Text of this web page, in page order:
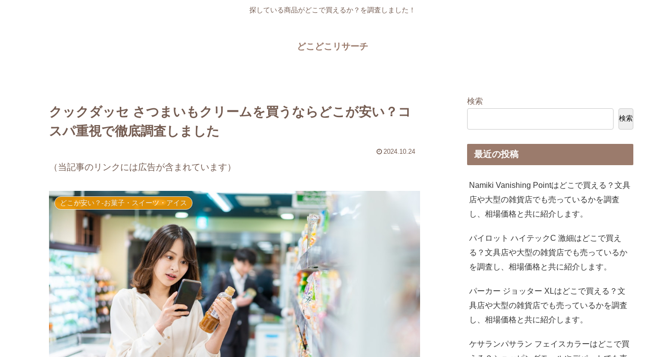
探している商品がどこで買えるか？を調査しました！
どこどこリサーチ
クックダッセ さつまいもクリームを買うならどこが安い？コ
スパ重視で徹底調査しました
2024.10.24
（当記事のリンクには広告が含まれています）
どこが安い？-お菓子・スイーツ・アイス
検索
検索
最近の投稿
Namiki Vanishing Pointはどこで買える？文具
店や大型の雑貨店でも売っているかを調査
し、相場価格と共に紹介します。
パイロット ハイテックC 激細はどこで買え
る？文具店や大型の雑貨店でも売っているか
を調査し、相場価格と共に紹介します。
パーカー ジョッター XLはどこで買える？文
具店や大型の雑貨店でも売っているかを調査
し、相場価格と共に紹介します。
ケサランパサラン フェイスカラーはどこで買